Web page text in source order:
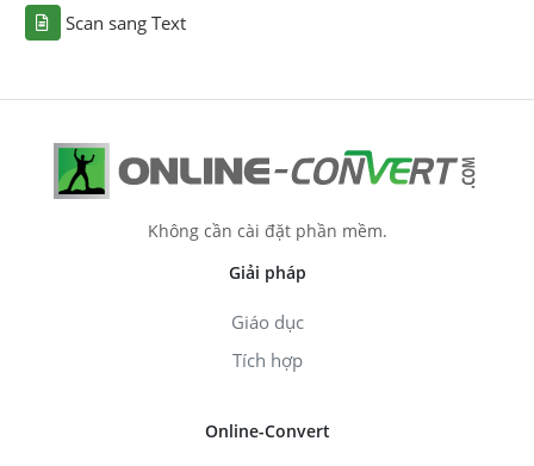
Scan sang Text
Không cần cài đặt phần mềm.
Giải pháp
Giáo dục
Tích hợp
Online-Convert